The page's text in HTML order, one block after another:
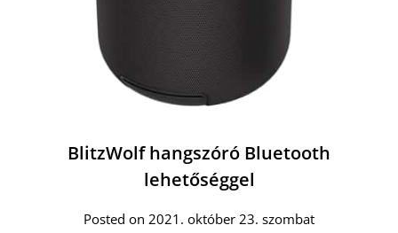
BlitzWolf hangszóró Bluetooth
lehetőséggel
Posted on 2021. október 23. szombat